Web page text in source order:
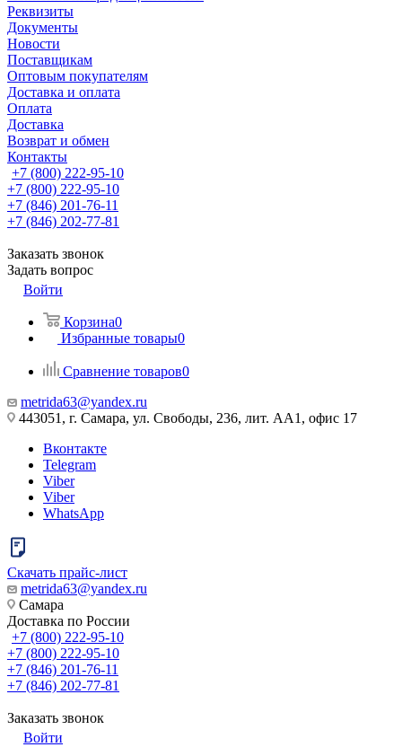
Реквизиты
Документы
Новости
Поставщикам
Оптовым покупателям
Доставка и оплата
Оплата
Доставка
Возврат и обмен
Контакты
+7 (800) 222-95-10
+7 (800) 222-95-10
+7 (846) 201-76-11
+7 (846) 202-77-81
Заказать звонок
Задать вопрос
Войти
Корзина0
Избранные товары0
Сравнение товаров0
metrida63@yandex.ru
443051, г. Самара, ул. Свободы, 236, лит. АА1, офис 17
Вконтакте
Telegram
Viber
Viber
WhatsApp
Скачать прайс-лист
metrida63@yandex.ru
Самара
Доставка по России
+7 (800) 222-95-10
+7 (800) 222-95-10
+7 (846) 201-76-11
+7 (846) 202-77-81
Заказать звонок
Войти